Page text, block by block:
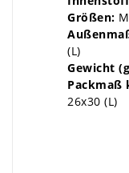
Größen:
(L)
Gewicht
Packmaß
26x30 (L)